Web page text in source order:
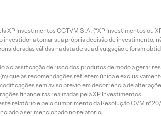
XP Investimentos CCTVM S.A. (“XP Investimentos
investidor a tomar sua própria decisão de
válidas na data de sua divulgação e foram
a classificação de risco dos produtos de modo a gerar
que as recomendações refletem única e
sem aviso prévio em decorrência de
financeiras realizadas pela XP Investimentos.
relatório e pelo cumprimento da Resolução CVM nº
a ser mencionado no relatório.